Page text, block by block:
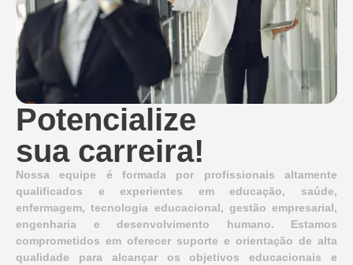
Potencialize
sua carreira!
Nossa equipe é formada por profissionais altamente
qualificados e experientes em educação, saúde,
enfermagem, tecnologia educacional, gestão empresarial,
engenharia e desenvolvimento humano. Estamos
comprometidos em oferecer suporte e orientação de alta
qualidade para alcançar os objetivos educacionais e